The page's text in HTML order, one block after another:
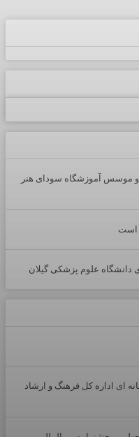
موسس آموزشگاه سودای هنر
است
علوم پزشکی گیلان
ای اداره کل فرهنگ و ارشاد